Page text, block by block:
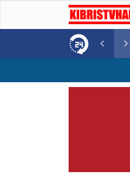
Tam 5 futbolcu….